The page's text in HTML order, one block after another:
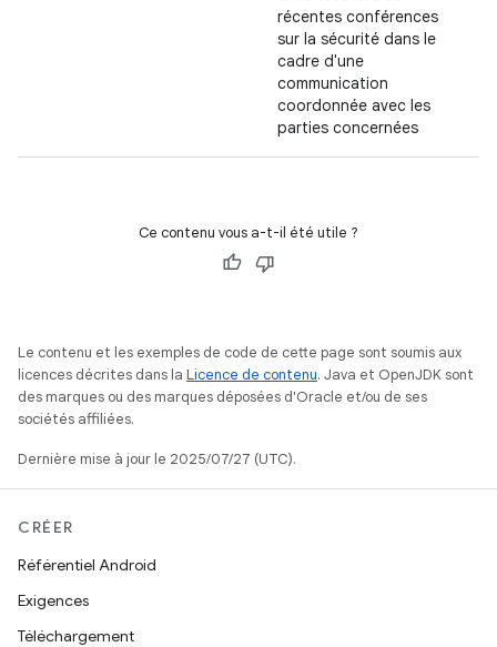
récentes conférences
sur la sécurité dans le
cadre d'une
communication
coordonnée avec les
parties concernées
Ce contenu vous a-t-il été utile ?
Le contenu et les exemples de code de cette page sont soumis aux
licences décrites dans la Licence de contenu. Java et OpenJDK sont
des marques ou des marques déposées d'Oracle et/ou de ses
sociétés affiliées.
Dernière mise à jour le 2025/07/27 (UTC).
CRÉER
Référentiel Android
Exigences
Téléchargement